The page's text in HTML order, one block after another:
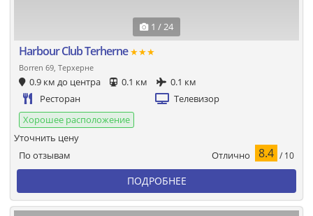
1 / 24
Harbour Club Terherne★★★
Borren 69, Терхерне
0.9 км до центра 0.1 км
0.1 км
Ресторан
Телевизор
Хорошее расположение
По отзывам Отлично 8.4 / 10
Уточнить цену
ПОДРОБНЕЕ